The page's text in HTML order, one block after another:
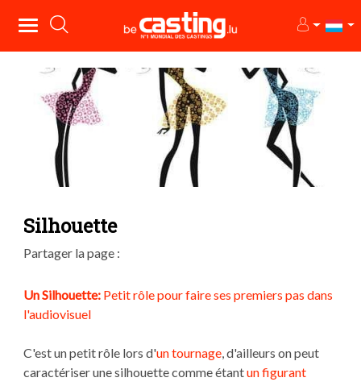
Silhouette
Partager la page :
Un Silhouette: Petit rôle pour faire ses premiers pas dans
l'audiovisuel
C'est un petit rôle lors d'un tournage, d'ailleurs on peut
caractériser une silhouette comme étantun figurant